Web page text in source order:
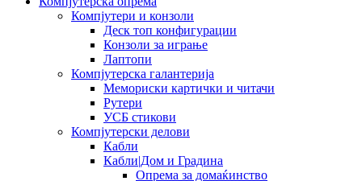
Компјутери и конзоли
Деск топ конфигурации
Конзоли за играње
Лаптопи
Компјутерска галантерија
Мемориски картички и читачи
Рутери
УСБ стикови
Компјутерски делови
Кабли
Кабли|Дом и Градина
Опрема за домаќинство